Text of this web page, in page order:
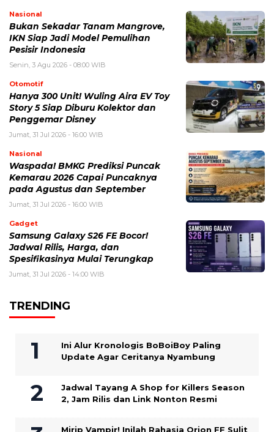
Nasional
Bukan Sekadar Tanam Mangrove,
IKN Siap Jadi Model Pemulihan
Pesisir Indonesia
Senin, 3 Agu 2026 - 08:00 WIB
Otomotif
Hanya 300 Unit! Wuling Aira EV Toy
Story 5 Siap Diburu Kolektor dan
Penggemar Disney
Jumat, 31 Jul 2026 - 16:00 WIB
Nasional
Waspada! BMKG Prediksi Puncak
Kemarau 2026 Capai Puncaknya
pada Agustus dan September
Jumat, 31 Jul 2026 - 16:00 WIB
Gadget
Samsung Galaxy S26 FE Bocor!
Jadwal Rilis, Harga, dan
Spesifikasinya Mulai Terungkap
Jumat, 31 Jul 2026 - 14:00 WIB
TRENDING
Ini Alur Kronologis BoBoiBoy Paling
Update Agar Ceritanya Nyambung
Jadwal Tayang A Shop for Killers Season
2, Jam Rilis dan Link Nonton Resmi
Mirip Vampir! Inilah Rahasia Orion FF Sulit